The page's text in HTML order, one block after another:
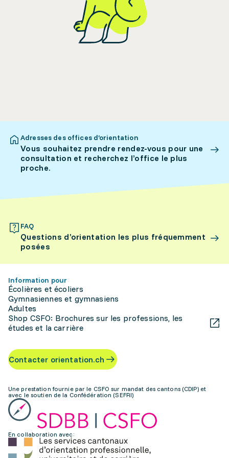
Adresses des offices d’orientation
Vous souhaitez prendre rendez-vous pour une
consultation et recherchez l’office le plus
proche.
FAQ
Questions d’orientation les plus fréquemment
posées
Information pour
Écolières et écoliers
Gymnasiennes et gymnasiens
Adultes
Shop CSFO: Brochures sur les professions, les
études et la carrière
Contacter orientation.ch
Une prestation fournie par le CSFO sur mandat des cantons (CDIP) et
avec le soutien de la Confédération (SEFRI)
En collaboration avec: